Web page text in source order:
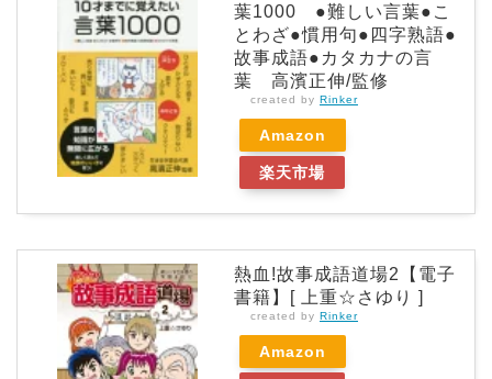
葉1000 ●難しい言葉●こ
とわざ●慣用句●四字熟語●
故事成語●カタカナの言
葉 高濱正伸/監修
created by Rinker
Amazon
楽天市場
熱血!故事成語道場2【電子
書籍】[ 上重☆さゆり ]
created by Rinker
Amazon